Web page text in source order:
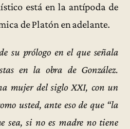
está en la antípoda de
de Platón en adelante.
su prólogo en el que señala
en la obra de González.
mujer del siglo XXI, con un
usted, ante eso de que “la
sea, si no es madre no tiene